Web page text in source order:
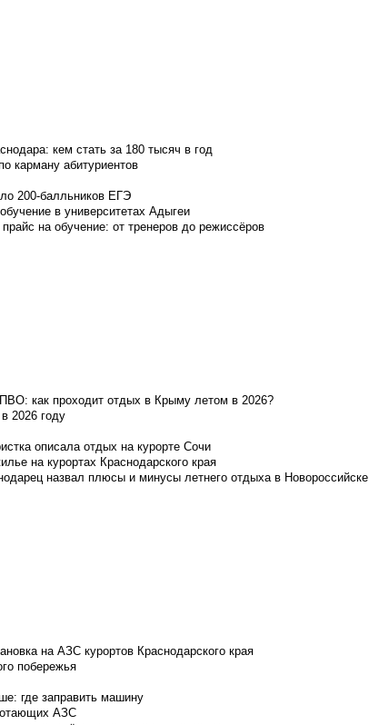
кем стать за 180 тысяч в год
карману абитуриентов
200-балльников ЕГЭ
в университетах Адыгеи
на обучение: от тренеров до режиссёров
как проходит отдых в Крыму летом в 2026?
2026 году
описала отдых на курорте Сочи
на курортах Краснодарского края
назвал плюсы и минусы летнего отдыха в Новороссийске
на АЗС курортов Краснодарского края
побережья
где заправить машину
АЗС